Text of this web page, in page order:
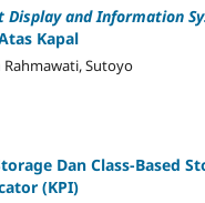
Display and Information
Kapal
Rahmawati, Sutoyo
Dan Class-Based
(KPI)